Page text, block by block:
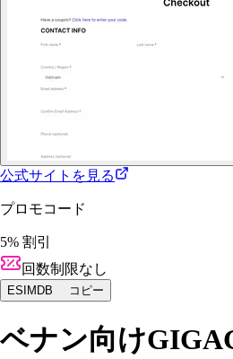
公式サイトを見る
プロモコード
5% 割引
回数制限なし
ESIMDB コピー
ベナン向け